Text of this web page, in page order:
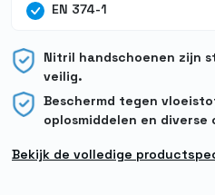
EN 374-1
Nitril handschoenen zijn
veilig.
Beschermd tegen
oplosmiddelen en diverse
Bekijk de volledige